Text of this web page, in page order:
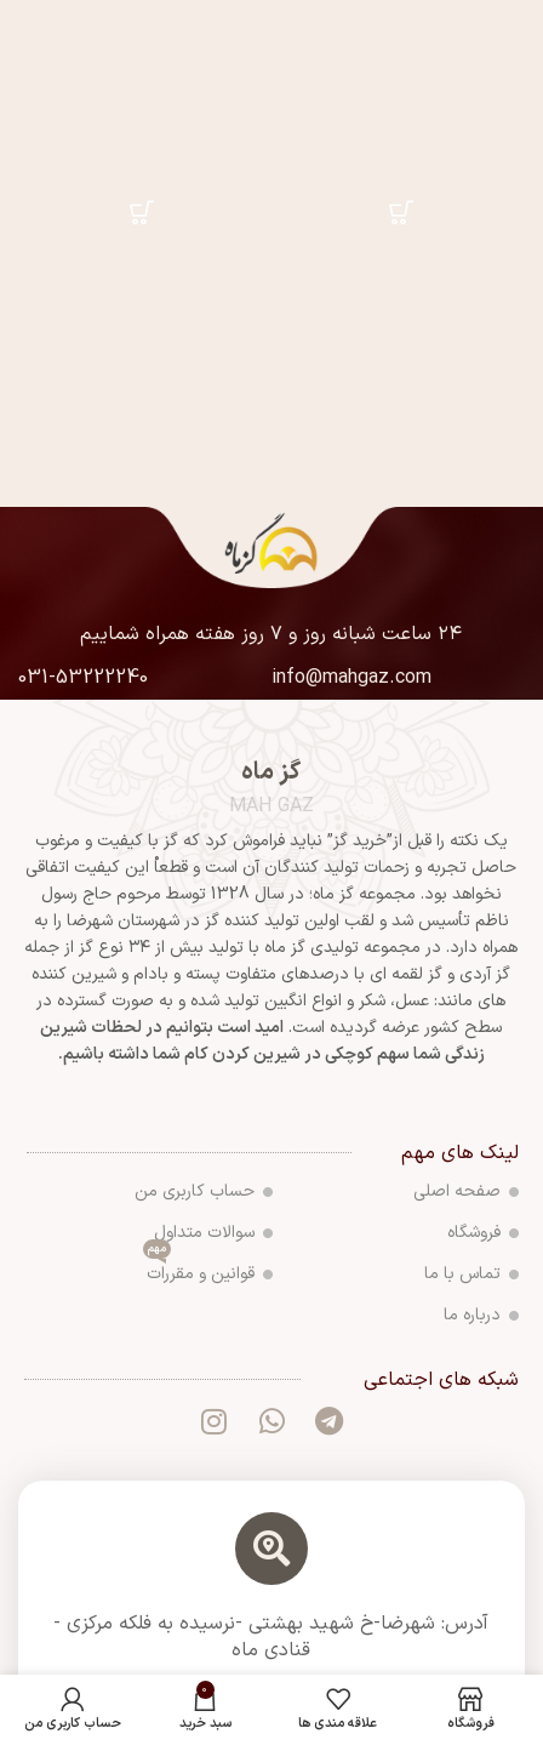
۲۴ ساعت شبانه روز و ۷ روز هفته همراه شماییم
info@mahgaz.com
031-53222240
گز ماه
MAH GAZ
یک نکته را قبل از”خرید گز” نباید فراموش کرد که گز با کیفیت و مرغوب
حاصل تجربه و زحمات تولید کنندگان آن است و قطعاْ این کیفیت اتفاقی
نخواهد بود. مجموعه گز ماه؛ در سال 1328 توسط مرحوم حاج رسول
ناظم تأسیس شد و لقب اولین تولید کننده گز در شهرستان شهرضا را به
همراه دارد. در مجموعه تولیدی گز ماه با تولید بیش از ۳۴ نوع گز از جمله
گز آردی و گز لقمه ای با درصدهای متفاوت پسته و بادام و شیرین کننده
های مانند: عسل، شکر و انواع انگبین تولید شده و به صورت گسترده در
سطح کشور عرضه گردیده است. امید است بتوانیم در لحظات شیرین
زندگی شما سهم کوچکی در شیرین کردن کام شما داشته باشیم.
لینک های مهم
صفحه اصلی
فروشگاه
تماس با ما
درباره ما
حساب کاربری من
سوالات متداول
قوانین و مقررات
مهم
شبکه های اجتماعی
آدرس: شهرضا-خ شهید بهشتی -نرسیده به فلکه مرکزی -
قنادی ماه
فروشگاه علاقه مندی ها
0
سبد خرید حساب کاربری من